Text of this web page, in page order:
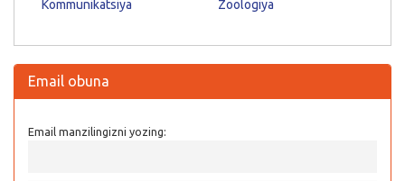
Kommunikatsiya
Zoologiya
Email obuna
Email manzilingizni yozing: